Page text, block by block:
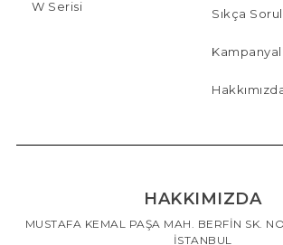
W Serisi Sıkça
HAKKIMIZDA
MUSTAFA KEMAL PAŞA MAH. BERFİN SK.
İSTANBUL